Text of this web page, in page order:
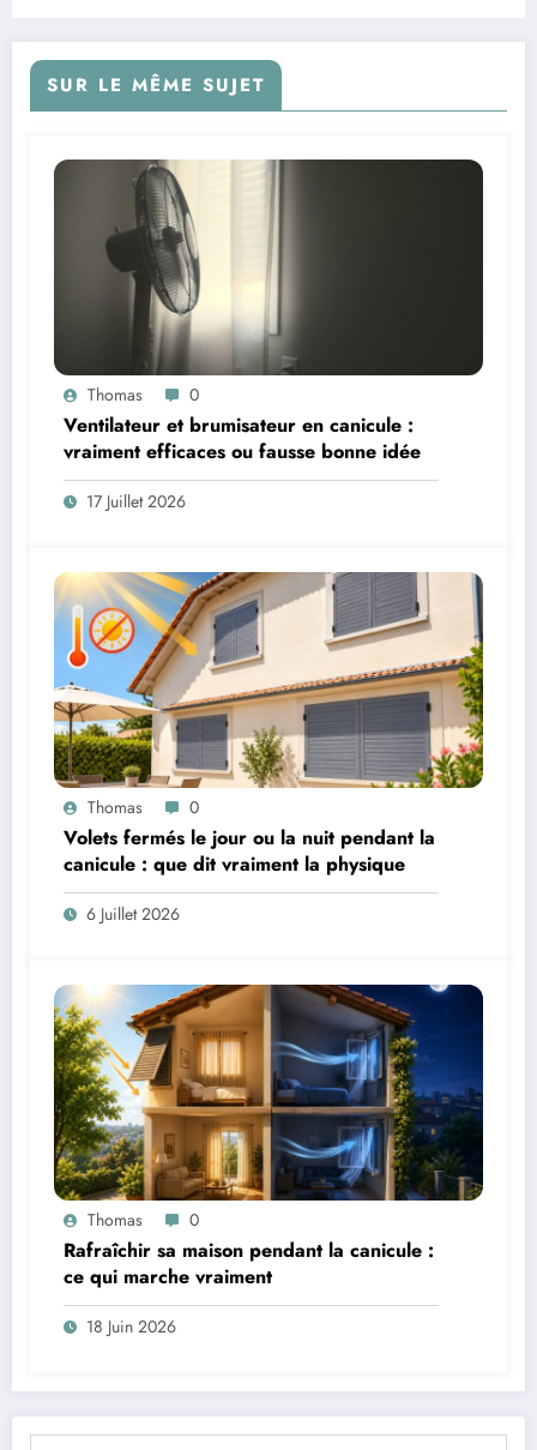
SUR LE MÊME SUJET
Thomas 0
Ventilateur et brumisateur en canicule :
vraiment efficaces ou fausse bonne idée
17 Juillet 2026
Thomas 0
Volets fermés le jour ou la nuit pendant la
canicule : que dit vraiment la physique
6 Juillet 2026
Thomas 0
Rafraîchir sa maison pendant la canicule :
ce qui marche vraiment
18 Juin 2026